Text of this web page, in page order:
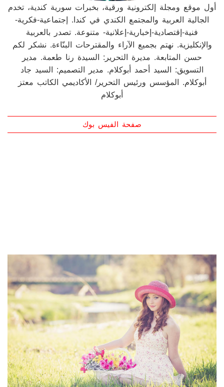
أول موقع ومجلة إلكترونية ورقية، بخبرات سورية كندية، تخدم
الجالية العربية والمجتمع الكندي في كندا. إجتماعية-فكرية-
فنية-إقتصادية-إخبارية-إعلانية- متنوعة. تصدر بالعربية
والإنكليزية. نهتم بجميع الآراء والمقترحات البنّاءة. نشكر لكم
حسن المتابعة. مديرة التحرير: السيدة رنا طعمة. مدير
التسويق: السيد أحمد أبوكلام. مدير التصميم: السيد جاد
أبوكلام. المؤسس ورئيس التحرير/ الأكاديمي الكاتب معتز
أبوكلام
صفحة الفيس بوك